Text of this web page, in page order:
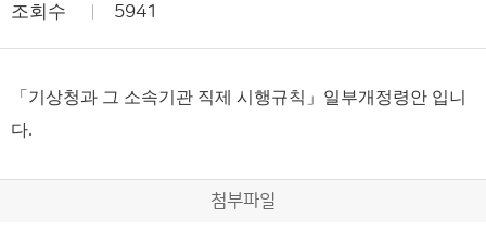
조회수 5941
「기상청과 그 소속기관 직제 시행규칙」일부개정령안 입니
다.
첨부파일